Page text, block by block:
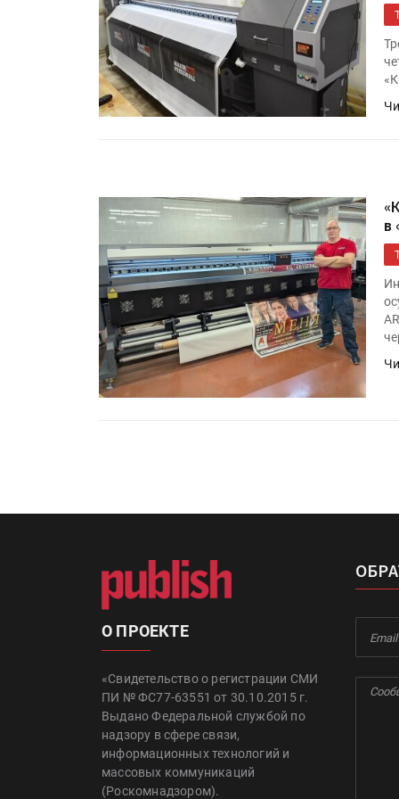
в
Росприроднадзор
«Калькулятор утилизации»
IPSA 2026 приглашает за
поставщиками и новыми
О ПРОЕКТЕ
«Свидетельство о регистрации СМИ
ПИ № ФС77-63551 от 30.10.2015 г.
Выдано Федеральной службой по
надзору в сфере связи,
информационных технологий и
массовых коммуникаций
(Роскомнадзором).